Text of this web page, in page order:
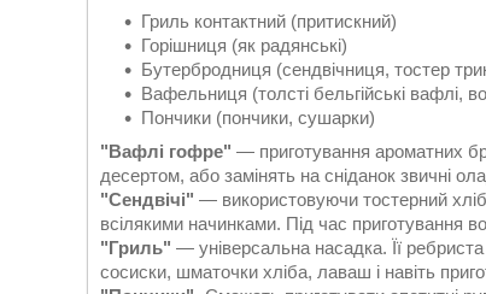
Гриль контактний (притискний)
Горішниця (як радянські)
Бутербродниця (сендвічниця, тостер
Вафельниця (толсті бельгійські вафлі,
Пончики (пончики, сушарки)
"Вафлі гофре" — приготування ароматних
десертом, або замінять на сніданок звичні
"Сендвічі" ― використовуючи тостерний хліб
всілякими начинками. Під час приготування
"Гриль" — універсальна насадка. Її
сосиски, шматочки хліба, лаваш і навіть